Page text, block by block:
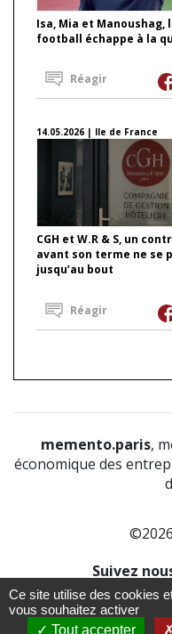
Isa, Mia et
football échappe à la
Réagir
14.05.2026 | Ile de France
CGH et W.R & S, un
avant son terme ne se
jusqu’au bout
Réagir
memento.paris,
économique des
©2026
Suivez
À propos-Notice légale
Ce site utilise des cookies
vous souhaitez activer
Tout accepter